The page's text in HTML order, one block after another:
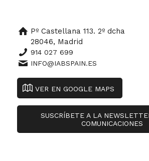
Pº Castellana 113. 2º dcha
28046, Madrid
914 027 699
INFO@IABSPAIN.ES
VER EN GOOGLE MAPS
SUSCRÍBETE A LA
COMUNICACIONES